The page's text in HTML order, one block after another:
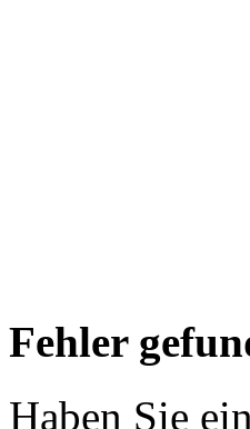
Fehler
Haben Sie